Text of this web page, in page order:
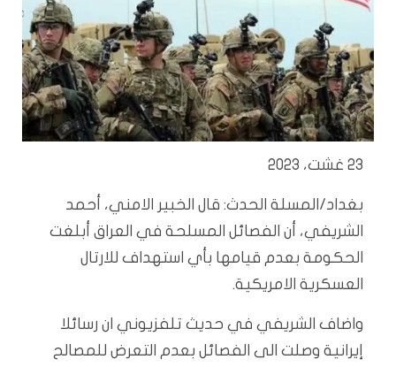
23 غشت، 2023
بغداد/المسلة الحدث: قال الخبير الامني، أحمد
الشريفي، أن الفصائل المسلحة في العراق أبلغت
الحكومة بعدم قيامها بأي استهداف للارتال
العسكرية الامريكية.
واضاف الشريفي في حديث تلفزيوني ان رسائلا
إيرانية وصلت الى الفصائل بعدم التعرض للمصالح